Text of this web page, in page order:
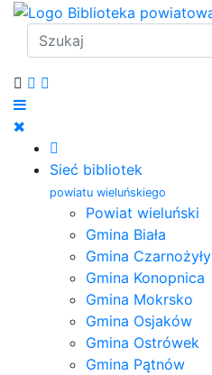
Sieć bibliotek
powiatu wieluńskiego
Powiat wieluński
Gmina Biała
Gmina Czarnożyły
Gmina Konopnica
Gmina Mokrsko
Gmina Osjaków
Gmina Ostrówek
Gmina Pątnów